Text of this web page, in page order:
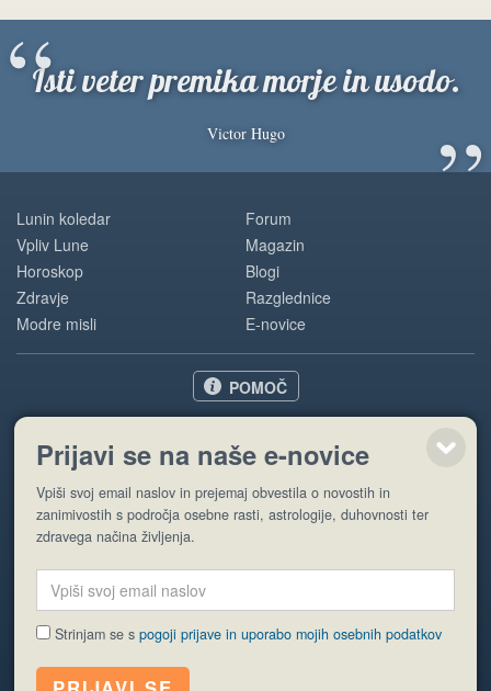
Isti veter premika morje in usodo.
Victor Hugo ”
“
Lunin koledar
Vpliv Lune
Horoskop
Zdravje
Modre misli
Forum
Magazin
Blogi
Razglednice
E-novice
POMOČ
Oglaševanje
Pogoji uporabe
Prijavi se na naše e-novice
Vpiši svoj email naslov in prejemaj obvestila o novostih in
zanimivostih s področja osebne rasti, astrologije, duhovnosti ter
zdravega načina življenja.
Strinjam se spogoji prijave in uporabo mojih osebnih podatkov